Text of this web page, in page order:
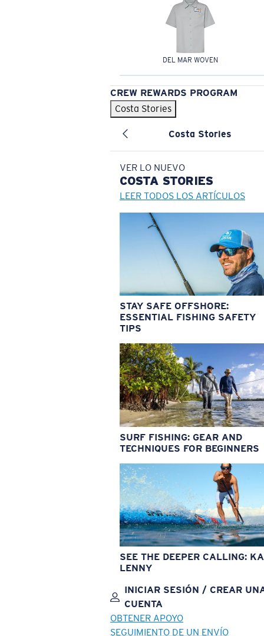
DEL MAR WOVEN
CREW REWARDS PROGRAM
Costa Stories
Costa Stories
VER LO NUEVO
COSTA STORIES
LEER TODOS LOS ARTÍCULOS
STAY SAFE OFFSHORE:
ESSENTIAL FISHING SAFETY
TIPS
SURF FISHING: GEAR AND
TECHNIQUES FOR BEGINNERS
SEE THE DEEPER CALLING:
LENNY
INICIAR SESIÓN / CREAR
CUENTA
OBTENER APOYO
SEGUIMIENTO DE UN ENVÍO